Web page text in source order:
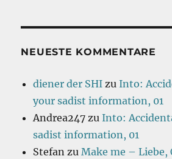
NEUESTE KOMMENTARE
diener der SHI zuInto:
your sadist information, 01
Andrea247 zuInto:
sadist information, 01
Stefan zuMake me – Liebe,